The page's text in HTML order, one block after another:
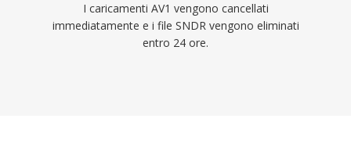
I caricamenti AV1 vengono cancellati
immediatamente e i file SNDR vengono eliminati
entro 24 ore.